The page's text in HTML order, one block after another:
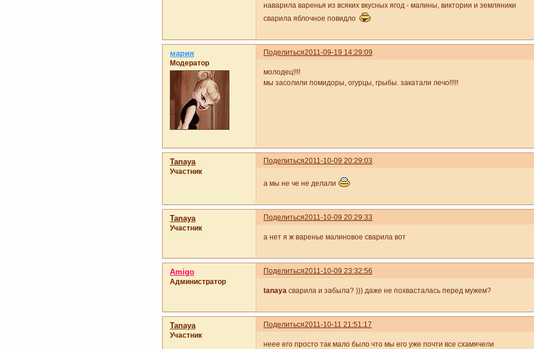
наварила варенья из всяких вкусных ягод - малины, виктории и земляники
сварила яблочное повидло
Поделиться2011-09-19 14:29:09
мария
Модератор
молодец!!!!
мы засолили помидоры, огурцы, грыбы. закатали лечо!!!!!
Поделиться2011-10-09 20:29:03
Tanaya
Участник
а мы не че не делали
Поделиться2011-10-09 20:29:33
Tanaya
Участник
а нет я ж варенье малиновое сварила вот
Поделиться2011-10-09 23:32:56
Amigo
Администратор
tanaya сварила и забыла? ))) даже не похвасталась перед мужем?
Поделиться2011-10-11 21:51:17
Tanaya
Участник
неее его просто так мало было что мы его уже почти все схамячели